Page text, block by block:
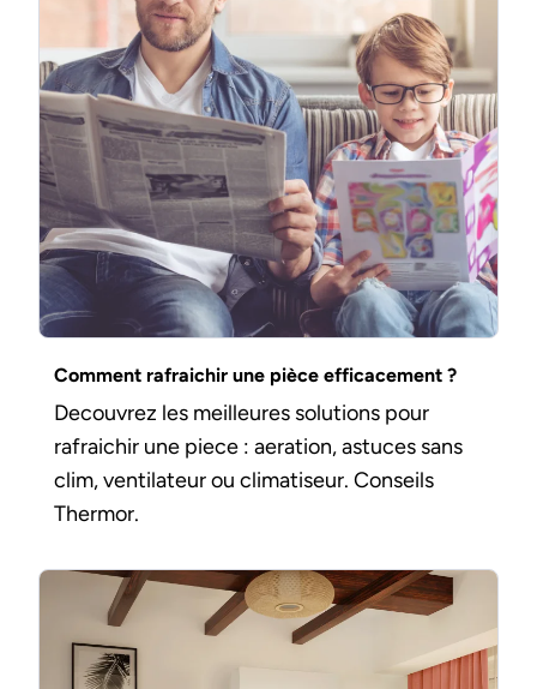
Comment rafraichir une pièce efficacement ?
Decouvrez les meilleures solutions pour
rafraichir une piece : aeration, astuces sans
clim, ventilateur ou climatiseur. Conseils
Thermor.